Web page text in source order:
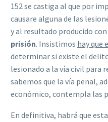
152 se castiga al que por
causare alguna de las
y al resultado producido con
prisión. Insistimos hay que
determinar si existe el
lesionado a la vía civil para
sabemos que la vía penal,
económico, contempla las
En definitiva, habrá que